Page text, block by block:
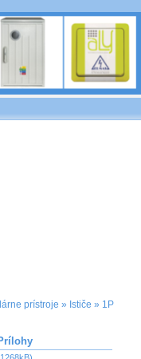
prístroje » Ističe » 1P